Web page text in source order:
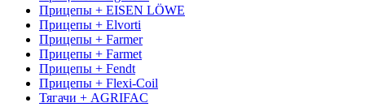
Прицепы + EISEN LÖWE
Прицепы + Elvorti
Прицепы + Farmer
Прицепы + Farmet
Прицепы + Fendt
Прицепы + Flexi-Coil
Тягачи + AGRIFAC